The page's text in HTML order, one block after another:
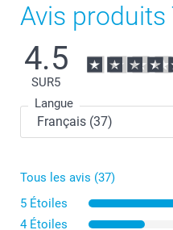
Avis
4.5
SUR5
Langue
Tous les avis (37)
5 Étoiles
4 Étoiles